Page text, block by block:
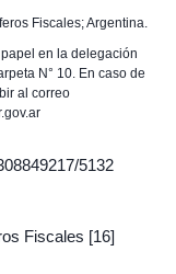
Fiscales; Argentina.
en la delegación
N° 10. En caso de
al correo
5132
Fiscales [16]